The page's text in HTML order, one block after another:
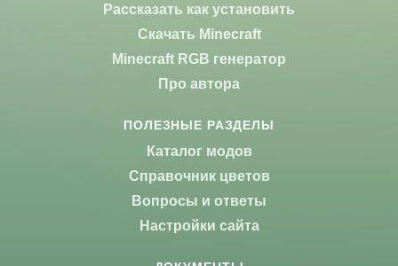
Рассказать как установить
Скачать Minecraft
Minecraft RGB генератор
Про автора
ПОЛЕЗНЫЕ РАЗДЕЛЫ
Каталог модов
Справочник цветов
Вопросы и ответы
Настройки сайта